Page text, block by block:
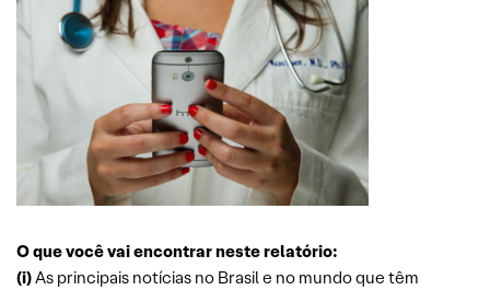
O que você vai encontrar neste relatório:
(i)As principais notícias no Brasil e no mundo que têm